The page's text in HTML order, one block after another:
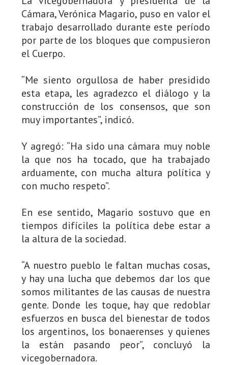
Cámara, Verónica Magario, puso en valor el
trabajo desarrollado durante este período
por parte de los bloques que compusieron
el Cuerpo.
“Me siento orgullosa de haber presidido
esta etapa, les agradezco el diálogo y la
construcción de los consensos, que son
muy importantes”, indicó.
Y agregó: “Ha sido una cámara muy noble
la que nos ha tocado, que ha trabajado
arduamente, con mucha altura política y
con mucho respeto”.
En ese sentido, Magario sostuvo que en
tiempos difíciles la política debe estar a
la altura de la sociedad.
“A nuestro pueblo le faltan muchas cosas,
y hay una lucha que debemos dar los que
somos militantes de las causas de nuestra
gente. Donde les toque, hay que redoblar
esfuerzos en busca del bienestar de todos
los argentinos, los bonaerenses y quienes
la están pasando peor”, concluyó la
vicegobernadora.